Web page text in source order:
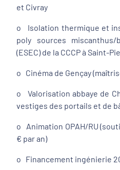
et Civray
o Isolation thermique et
poly sources miscanthus/
(ESEC) de la CCCP à Saint-
o Cinéma de Gençay
o Valorisation abbaye de
vestiges des portails et de
o Animation OPAH/RU
€ par an)
o Financement ingénierie